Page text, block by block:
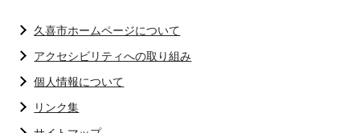
久喜市ホームページについて
アクセシビリティへの取り組み
個人情報について
リンク集